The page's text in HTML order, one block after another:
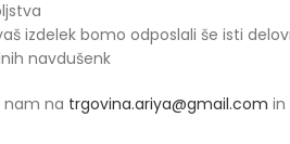
izdelek bomo odposlali še isti
navdušenk
nam na trgovina.ariya@gmail.com in